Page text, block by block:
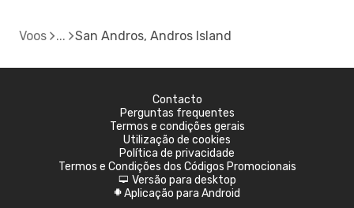
Voos San Andros, Andros Island
Contacto
Perguntas frequentes
Termos e condições gerais
Utilização de cookies
Política de privacidade
Termos e Condições dos Códigos Promocionais
d Versão para desktop
A Aplicação para Android